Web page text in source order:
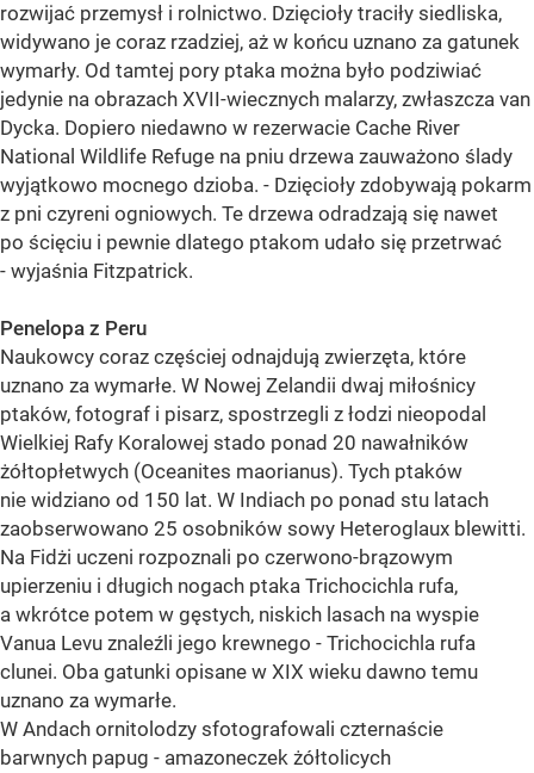
rozwijać przemysł i rolnictwo. Dzięcioły traciły siedliska,
widywano je coraz rzadziej, aż w końcu uznano za gatunek
wymarły. Od tamtej pory ptaka można było podziwiać
jedynie na obrazach XVII-wiecznych malarzy, zwłaszcza van
Dycka. Dopiero niedawno w rezerwacie Cache River
National Wildlife Refuge na pniu drzewa zauważono ślady
wyjątkowo mocnego dzioba. - Dzięcioły zdobywają pokarm
z pni czyreni ogniowych. Te drzewa odradzają się nawet
po ścięciu i pewnie dlatego ptakom udało się przetrwać
- wyjaśnia Fitzpatrick.
Penelopa z Peru
Naukowcy coraz częściej odnajdują zwierzęta, które
uznano za wymarłe. W Nowej Zelandii dwaj miłośnicy
ptaków, fotograf i pisarz, spostrzegli z łodzi nieopodal
Wielkiej Rafy Koralowej stado ponad 20 nawałników
żółtopłetwych (Oceanites maorianus). Tych ptaków
nie widziano od 150 lat. W Indiach po ponad stu latach
zaobserwowano 25 osobników sowy Heteroglaux blewitti.
Na Fidżi uczeni rozpoznali po czerwono-brązowym
upierzeniu i długich nogach ptaka Trichocichla rufa,
a wkrótce potem w gęstych, niskich lasach na wyspie
Vanua Levu znaleźli jego krewnego - Trichocichla rufa
clunei. Oba gatunki opisane w XIX wieku dawno temu
uznano za wymarłe.
W Andach ornitolodzy sfotografowali czternaście
barwnych papug - amazoneczek żółtolicych